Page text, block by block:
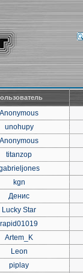
Anonymous
unohupy
Anonymous
titanzop
kgn
Денис
Lucky Star
rapid01019
Artem_K
Leon
piplay